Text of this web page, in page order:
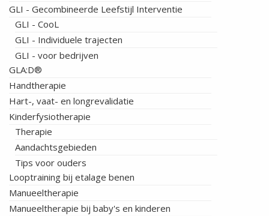
GLI - Gecombineerde Leefstijl Interventie
GLI - CooL
GLI - Individuele trajecten
GLI - voor bedrijven
GLA:D®
Handtherapie
Hart-, vaat- en longrevalidatie
Kinderfysiotherapie
Therapie
Aandachtsgebieden
Tips voor ouders
Looptraining bij etalage benen
Manueeltherapie
Manueeltherapie bij baby's en kinderen